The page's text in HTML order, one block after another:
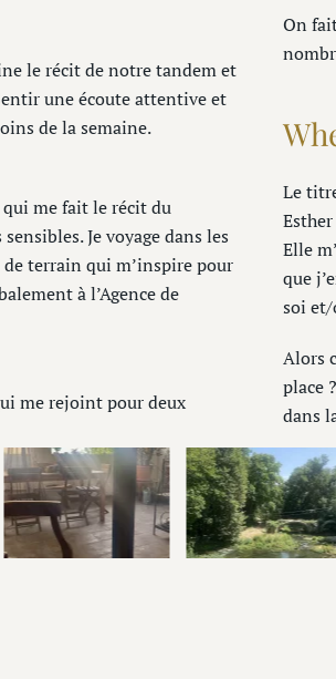
le récit de notre tandem et
une écoute attentive et
de la semaine.
me fait le récit du
Je voyage dans les
terrain qui m’inspire pour
à l’Agence de
me rejoint pour deux
On
Le
Elle
que
soi et/
Alors
place
dans